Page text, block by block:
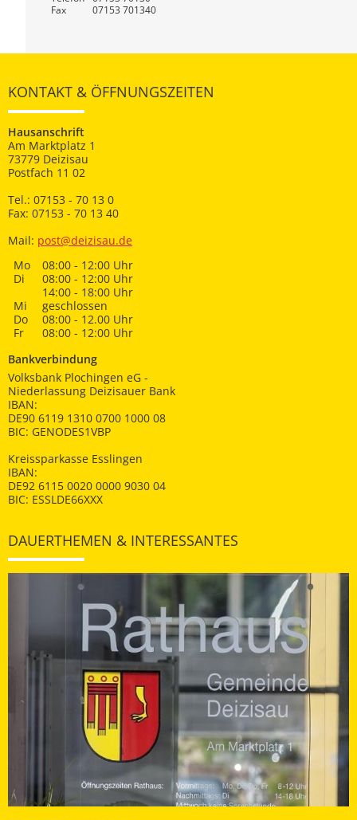
Fax 07153 701340
KONTAKT & ÖFFNUNGSZEITEN
Hausanschrift
Am Marktplatz 1
73779 Deizisau
Postfach 11 02
Tel.: 07153 - 70 13 0
Fax: 07153 - 70 13 40
Mail: post@deizisau.de
Mo
08:00 - 12:00 Uhr
Di
08:00 - 12:00 Uhr
14:00 - 18:00 Uhr
Mi
geschlossen
Do
08:00 - 12.00 Uhr
Fr
08:00 - 12:00 Uhr
Bankverbindung
Volksbank Plochingen eG -
Niederlassung Deizisauer Bank
IBAN:
DE90 6119 1310 0700 1000 08
BIC: GENODES1VBP
Kreissparkasse Esslingen
IBAN:
DE92 6115 0020 0000 9030 04
BIC: ESSLDE66XXX
DAUERTHEMEN & INTERESSANTES